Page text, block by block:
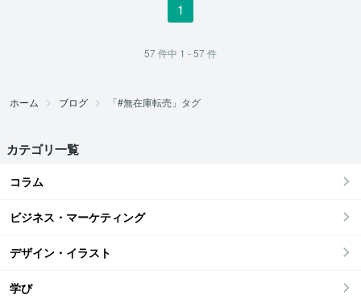
1
57件中 1 - 57件
ホーム ブログ 「#無在庫転売」タグ
カテゴリ一覧
コラム
ビジネス・マーケティング
デザイン・イラスト
学び